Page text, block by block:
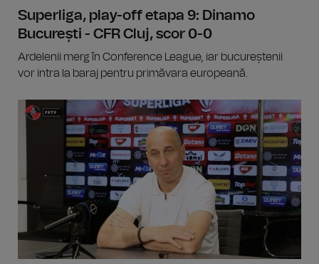
Superliga, play-off etapa 9: Dinamo
București - CFR Cluj, scor 0-0
Ardelenii merg în Conference League, iar bucureștenii
vor intra la baraj pentru primăvara europeană.